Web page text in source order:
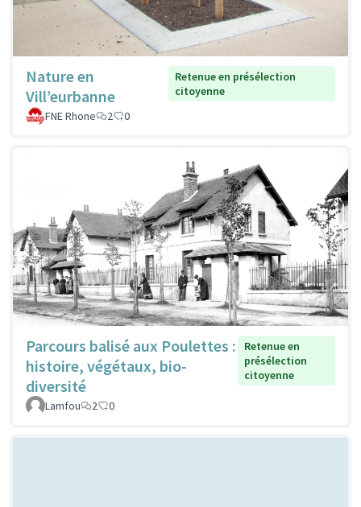
Nature en
Vill’eurbanne
Retenue en présélection
citoyenne
FNE Rhone
2 0
Parcours balisé aux Poulettes :
histoire, végétaux, bio-
diversité
Retenue en
présélection
citoyenne
Lamfou 2 0